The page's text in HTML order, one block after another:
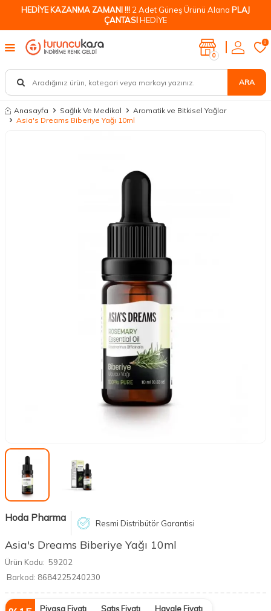
HEDİYE KAZANMA ZAMANI !!! 2 Adet Güneş Ürünü Alana PLAJ
ÇANTASIHEDİYE
ARA
0
0
Anasayfa Sağlık Ve Medikal
Aromatik ve Bitkisel Yağlar
Asia's Dreams Biberiye Yağı 10ml
Hoda Pharma Resmi Distribütör Garantisi
Asia's Dreams Biberiye Yağı 10ml
Ürün Kodu: 59202
Barkod: 8684225240230
Piyasa Fiyatı Satış Fiyatı Havale Fiyatı